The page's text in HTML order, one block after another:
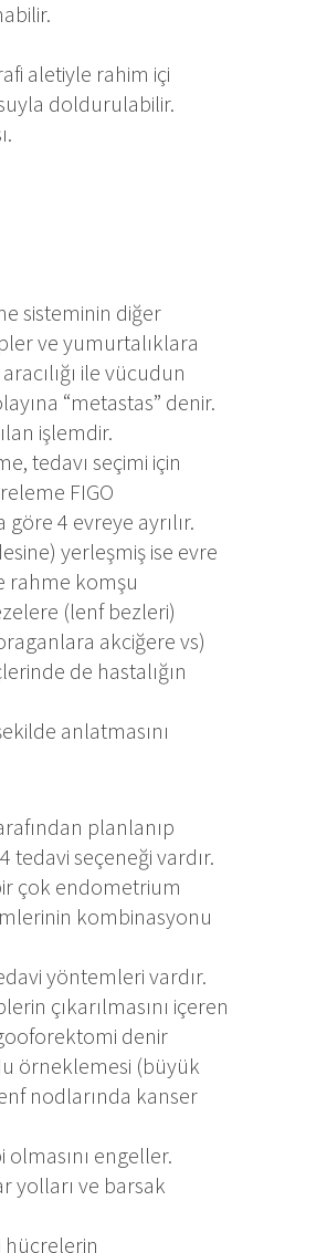
aletiyle rahim içi
doldurulabilir.
sisteminin diğer
ve yumurtalıklara
ile vücudun
“metastas” denir.
işlemdir.
tedavı seçimi için
FIGO
4 evreye ayrılır.
yerleşmiş ise evre
rahme komşu
(lenf bezleri)
akciğere vs)
de hastalığın
anlatmasını
planlanıp
tedavi seçeneği vardır.
çok endometrium
kombinasyonu
yöntemleri vardır.
çıkarılmasını içeren
denir
örneklemesi (büyük
nodlarında kanser
engeller.
yolları ve barsak
hücrelerin